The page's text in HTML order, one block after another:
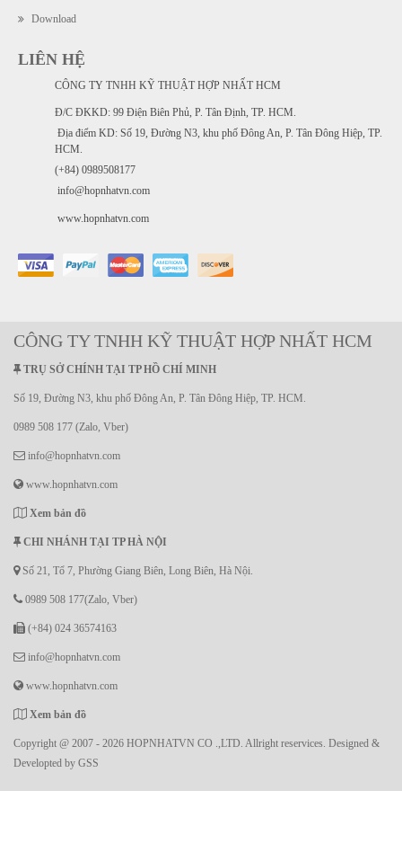
Download
LIÊN HỆ
CÔNG TY TNHH KỸ THUẬT HỢP NHẤT HCM
Đ/C ĐKKD: 99 Điện Biên Phủ, P. Tân Định, TP. HCM.
Địa điểm KD: Số 19, Đường N3, khu phố Đông An, P. Tân Đông Hiệp, TP.
HCM.
(+84) 0989508177
info@hopnhatvn.com
www.hopnhatvn.com
CÔNG TY TNHH KỸ THUẬT HỢP NHẤT HCM
TRỤ SỞ CHÍNH TẠI TP HỒ CHÍ MINH
Số 19, Đường N3, khu phố Đông An, P. Tân Đông Hiệp, TP. HCM.
0989 508 177 (Zalo, Vber)
info@hopnhatvn.com
www.hopnhatvn.com
Xem bản đồ
CHI NHÁNH TẠI TP HÀ NỘI
Số 21, Tổ 7, Phường Giang Biên, Long Biên, Hà Nội.
0989 508 177(Zalo, Vber)
(+84) 024 36574163
info@hopnhatvn.com
www.hopnhatvn.com
Xem bản đồ
Copyright @ 2007 - 2026 HOPNHATVN CO .,LTD. Allright reservices. Designed &
Developted by GSS